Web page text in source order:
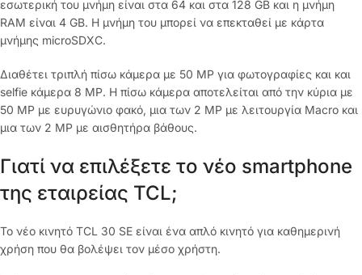
εσωτερική του μνήμη είναι στα 64 και στα 128 GB και η μνήμη
RAM είναι 4 GB. Η μνήμη του μπορεί να επεκταθεί με κάρτα
μνήμης microSDXC.
Διαθέτει τριπλή πίσω κάμερα με 50 MP για φωτογραφίες και και
selfie κάμερα 8 MP. Η πίσω κάμερα αποτελείται από την κύρια με
50 MP με ευρυγώνιο φακό, μια των 2 MP με λειτουργία Macro και
μια των 2 MP με αισθητήρα βάθους.
Γιατί να επιλέξετε το νέο smartphone
της εταιρείας TCL;
Το νέο κινητό TCL 30 SE είναι ένα απλό κινητό για καθημερινή
χρήση που θα βολέψει τον μέσο χρήστη.